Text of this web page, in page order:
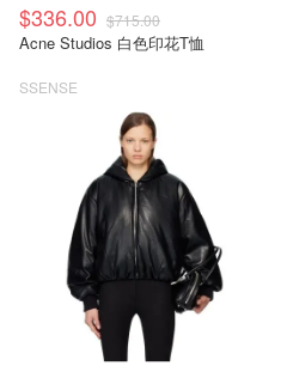
$336.00 $715.00
Acne Studios 白色印花T恤
SSENSE